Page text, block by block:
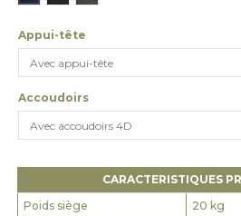
Appui-tête
Accoudoirs
CARACTERISTIQUES
Poids siège
20 kg